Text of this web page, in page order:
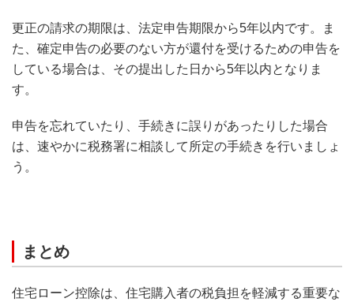
更正の請求の期限は、法定申告期限から5年以内です。ま
た、確定申告の必要のない方が還付を受けるための申告を
している場合は、その提出した日から5年以内となりま
す。
申告を忘れていたり、手続きに誤りがあったりした場合
は、速やかに税務署に相談して所定の手続きを行いましょ
う。
まとめ
住宅ローン控除は、住宅購入者の税負担を軽減する重要な